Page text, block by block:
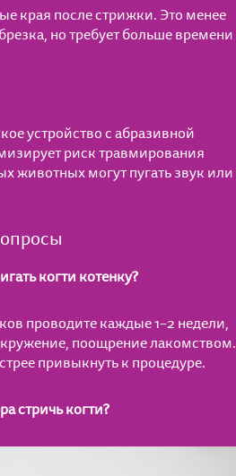
края после стрижки. Это менее
но требует больше времени
устройство с абразивной
риск травмирования
животных могут пугать звук или
когти котенку?
проводите каждые 1–2 недели,
поощрение лакомством.
привыкнуть к процедуре.
стричь когти?